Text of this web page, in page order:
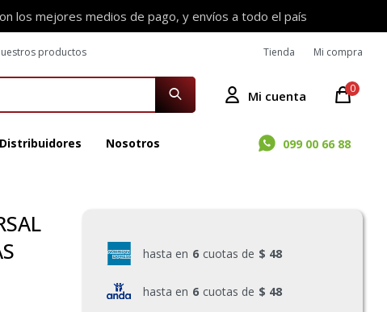
los mejores medios de pago, y envíos a todo el país
Distribuidores Nosotros 099 00 66 88
0
productos Tienda Mi compra
hasta en 6 cuotas de $ 48
hasta en 6 cuotas de $ 48